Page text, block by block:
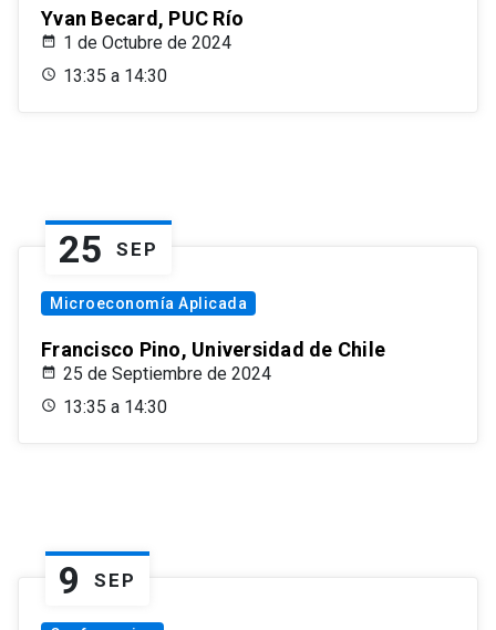
Yvan Becard, PUC Río
1 de Octubre de 2024
13:35 a 14:30
25 SEP
Microeconomía Aplicada
Francisco Pino, Universidad de Chile
25 de Septiembre de 2024
13:35 a 14:30
9 SEP